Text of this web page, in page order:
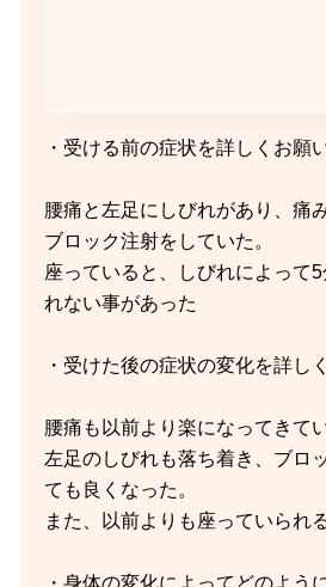
・受ける前の症状を詳しくお願
腰痛と左足にしびれがあり、痛
ブロック注射をしていた。
座っていると、しびれによって
れない事があった
・受けた後の症状の変化を詳し
腰痛も以前より楽になってきてい
左足のしびれも落ち着き、ブロ
ても良くなった。
また、以前よりも座っていられ